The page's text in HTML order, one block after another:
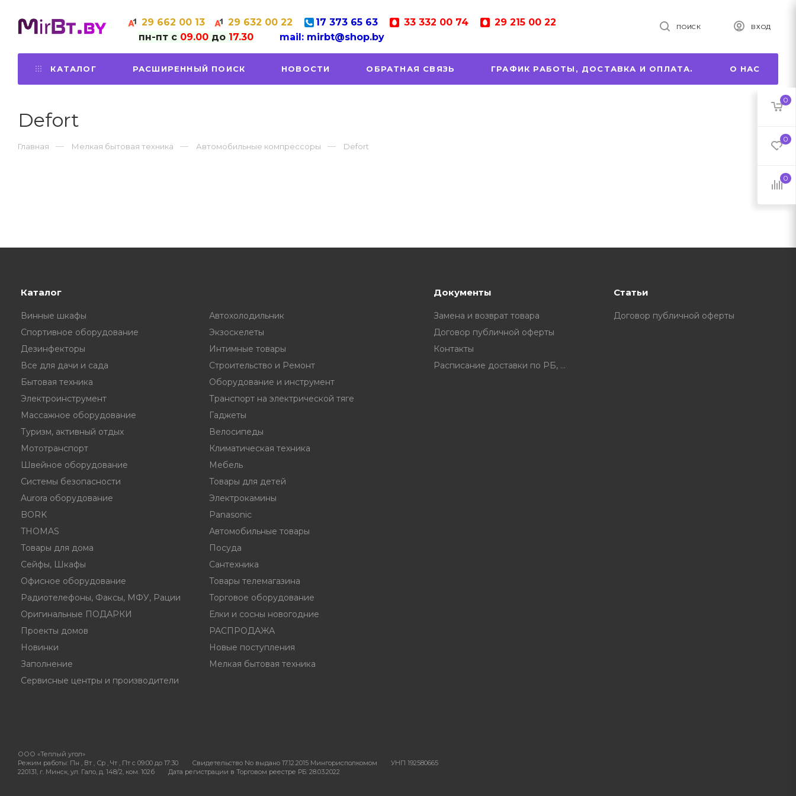
29 662 00 13 29 632 00 22 17373 65 63 33 332 00 74 29 215 00 22
пн-пт с 09.00 до 17.30 mail: mirbt@shop.by
ПОИСК ВХОД
КАТАЛОГ РАСШИРЕННЫЙ ПОИСК НОВОСТИ ОБРАТНАЯ СВЯЗЬ ГРАФИК РАБОТЫ, ДОСТАВКА И ОПЛАТА. О НАС
0
0
0
Defort
Главная Мелкая бытовая техника Автомобильные компрессоры Defort
Каталог
Винные шкафы
Автохолодильник
Спортивное оборудование
Экзоскелеты
Дезинфекторы
Интимные товары
Все для дачи и сада
Строительство и Ремонт
Бытовая техника
Оборудование и инструмент
Электроинструмент
Транспорт на электрической тяге
Массажное оборудование
Гаджеты
Туризм, активный отдых
Велосипеды
Мототранспорт
Климатическая техника
Швейное оборудование
Мебель
Системы безопасности
Товары для детей
Aurora оборудование
Электрокамины
BORK
Panasonic
THOMAS
Автомобильные товары
Товары для дома
Посуда
Сейфы, Шкафы
Сантехника
Офисное оборудование
Товары телемагазина
Радиотелефоны, Факсы, МФУ, Рации
Торговое оборудование
Оригинальные ПОДАРКИ
Елки и сосны новогодние
Проекты домов
РАСПРОДАЖА
Новинки
Новые поступления
Заполнение
Мелкая бытовая техника
Сервисные центры и производители
Документы
Замена и возврат товара
Договор публичной оферты
Контакты
Расписание доставки по РБ, доплата за некоторые нас. пункты.
Статьи
Договор публичной оферты
ООО «Теплый угол»
Режим работы: Пн , Вт , Ср , Чт , Пт c 09:00 до 17:30 Свидетельство No выдано 17.12.2015 Мингорисполкомом
УНП 192580665
220131, г. Минск, ул. Гало, д. 148/2, ком. 102б
Дата регистрации в Торговом реестре РБ: 28.03.2022